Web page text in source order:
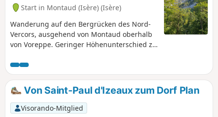
Start in Montaud (Isère) (Isère)
Wanderung auf den Bergrücken des Nord-
Vercors, ausgehend von Montaud oberhalb
von Voreppe. Geringer Höhenunterschied zu
Freie Aussicht auf der gesamten Strecke.
Von Saint-Paul d'Izeaux zum Dorf Plan
Visorando-Mitglied